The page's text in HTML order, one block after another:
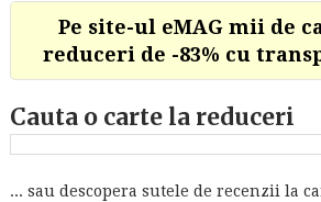
Pe site-ul eMAG mii de
reduceri de -83% cu
Cauta o carte la reduceri
... sau descopera sutele de recenzii la